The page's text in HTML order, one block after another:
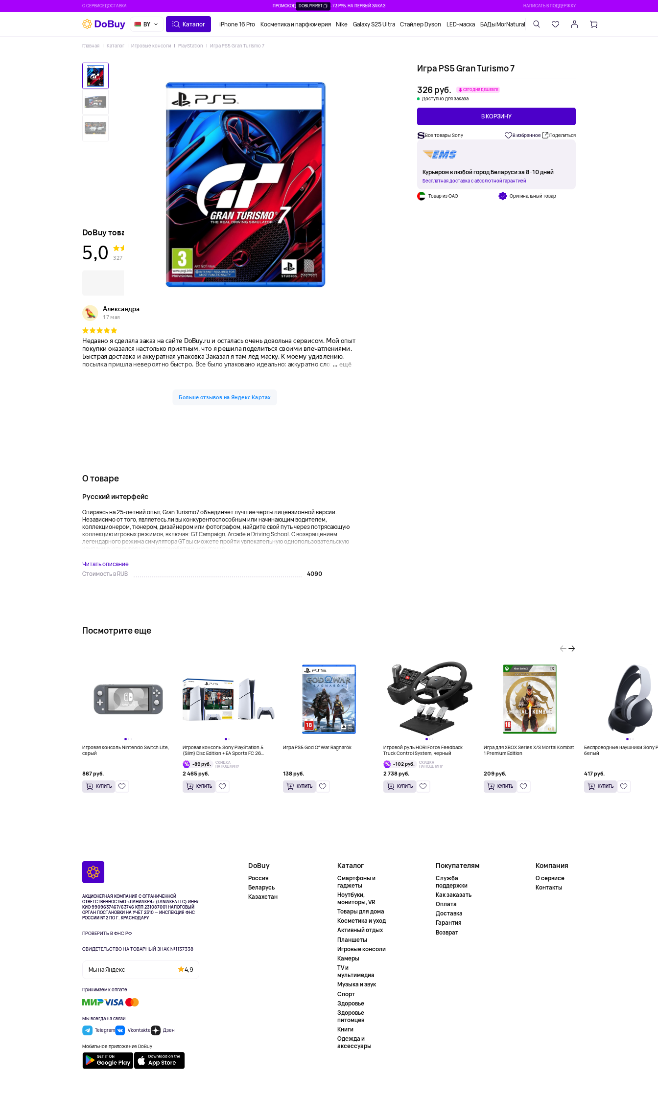
О СЕРВИСЕДОСТАВКА ПРОМОКОД DOBUYFIRST -73 РУБ. НА ПЕРВЫЙ ЗАКАЗ НАПИСАТЬ В ПОДДЕРЖКУ
BY Каталог iPhone 16 Pro Косметика и парфюмерия Nike Galaxy S25 Ultra Стайлер Dyson LED-маска БАДы MorNatural
Главная Каталог Игровые консоли PlayStation Игра PS5 Gran Turismo 7
Игра PS5 Gran Turismo 7
326 руб.
СЕГОДНЯ ДЕШЕВЛЕ
Доступно для заказа
В КОРЗИНУ
Все товары Sony В избранное Поделиться
Курьером в любой город Беларуси за 8-10 дней
Бесплатная доставка с абсолютной гарантией
Товар из ОАЭ Оригинальный товар
О товаре
Русский интерфейс
Опираясь на 25-летний опыт, Gran Turismo7 объединяет лучшие черты лицензионной версии.
Независимо от того, являетесь ли вы конкурентоспособным или начинающим водителем,
коллекционером, тюнером, дизайнером или фотографом, найдите свой путь через потрясающую
коллекцию игровых режимов, включая: GT Campaign, Arcade и Driving School. С возвращением
легендарного режима симулятора GT вы сможете пройти увлекательную однопользовательскую
кампанию, открывая новые автомобили и испытания....
Читать описание
Стоимость в RUB
4090
Посмотрите еще
Игровая консоль Nintendo Switch Lite,
серый
867 руб.
КУПИТЬ
Игровая консоль Sony PlayStation 5
(Slim) Disc Edition + EA Sports FC 26
Bundle
-89 руб.
СКИДКА
НА ПОШЛИНУ
2 465 руб.
КУПИТЬ
Игра PS5 God Of War Ragnarök
138 руб.
КУПИТЬ
Игровой руль HORI Force Feedback
Truck Control System, черный
-102 руб.
СКИДКА
НА ПОШЛИНУ
2 738 руб.
КУПИТЬ
Игра для XBOX Series X/S Mortal Kombat
1 Premium Edition
209 руб.
КУПИТЬ
Беспроводные наушники Sony
белый
417 руб.
КУПИТЬ
АКЦИОНЕРНАЯ КОМПАНИЯ С ОГРАНИЧЕННОЙ
ОТВЕТСТВЕННОСТЬЮ «ЛАНИАКЕЯ» (LANIAKEA LLC) ИНН/
КИО 9909637467/63746 КПП 231087001НАЛОГОВЫЙ
ОРГАН ПОСТАНОВКИ НА УЧЁТ 2310 — ИНСПЕКЦИЯ ФНС
РОССИИ № 2 ПО Г. КРАСНОДАРУ
ПРОВЕРИТЬ В ФНС РФ
СВИДЕТЕЛЬСТВО НА ТОВАРНЫЙ ЗНАК №1137338
Мы на Яндекс 4,9
Принимаем к оплате
Мы всегда на связи
Telegram
Vkontakte Дзен
Мобильное приложение DoBuy
DoBuy
Россия
Беларусь
Казахстан
Каталог
Смартфоны и
гаджеты
Ноутбуки,
мониторы, VR
Товары для дома
Косметика и уход
Активный отдых
Планшеты
Игровые консоли
Камеры
TV и
мультимедиа
Музыка и звук
Спорт
Здоровье
Здоровье
питомцев
Книги
Одежда и
аксессуары
Покупателям
Служба
поддержки
Как заказать
Оплата
Доставка
Гарантия
Возврат
Компания
О сервисе
Контакты